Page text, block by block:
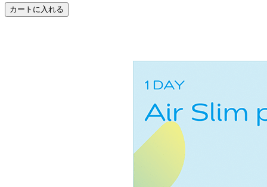
カートに入れる